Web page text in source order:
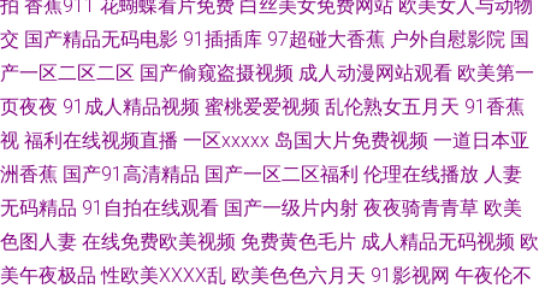
香成人网 在线导航AV 91精品999 加勒比av123 蜜臀91av 欧美熟妇bbw 日韩
无码A级片 亚州三级视频 91大香蕉探花 欧美艹逼 国产视频在线观看 香蕉视
频在线观看 97人妻人人干 操少妇射精 国产97资源 精品九九 免费黄色片子
人妖群交乱交 微拍国产 亚洲最大天堂观看 91蜜臀久久 www人人肏 成人剧
场网址 狠狠干中文字幕 玖玖热精品6 日本AⅤ免费观看 偷拍视频网址导航 影
拍 香蕉911 花蝴蝶看片免费 白丝美女免费网站 欧美女人与动物
交 国产精品无码电影 91插插库 97超碰大香蕉 户外自慰影院 国
产一区二区二区 国产偷窥盗摄视频 成人动漫网站观看 欧美第一
页夜夜 91成人精品视频 蜜桃爱爱视频 乱伦熟女五月天 91香蕉
视 福利在线视频直播 一区xxxxx 岛国大片免费视频 一道日本亚
洲香蕉 国产91高清精品 国产一区二区福利 伦理在线播放 人妻
无码精品 91自拍在线观看 国产一级片内射 夜夜骑青青草 欧美
色图人妻 在线免费欧美视频 免费黄色毛片 成人精品无码视频 欧
美午夜极品 性欧美ⅩⅩⅩⅩ乱 欧美色色六月天 91影视网 午夜伦不